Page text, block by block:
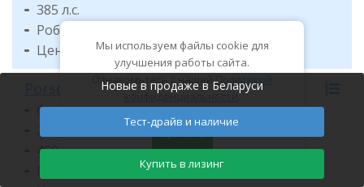
385 л.с.
Робот, 8
Цена по запросу
Porsche 911 Targa 4S 3.0 PDK
бензиновый
2981 см
450 л.с.
Новые в продаже в Беларуси
Тест-драйв и наличие
Купить в лизинг
Мы используем файлы cookie для
улучшения работы сайта.
Ознакомьтесь с нашейПолитикой
конфиденциальности .
Принять